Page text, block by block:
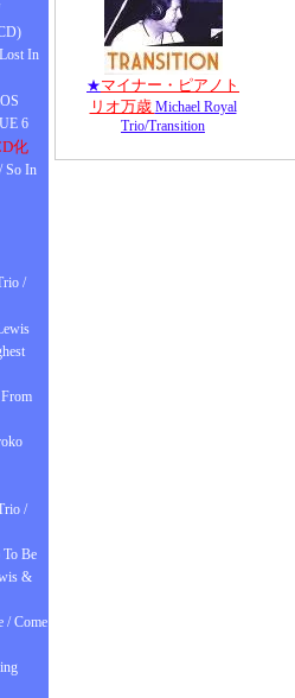
In
6
化
So In
/
/
Be
&
/ Come
★マイナー・ピアノト
リオ万歳 Michael Royal
Trio/Transition